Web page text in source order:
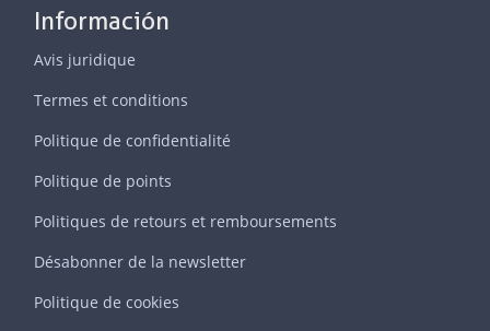
Información
Avis juridique
Termes et conditions
Politique de confidentialité
Politique de points
Politiques de retours et remboursements
Désabonner de la newsletter
Politique de cookies